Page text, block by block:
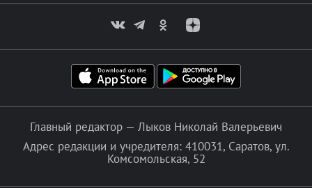
Главный редактор — Лыков Николай Валерьевич
Адрес редакции и учредителя: 410031, Саратов, ул.
Комсомольская, 52